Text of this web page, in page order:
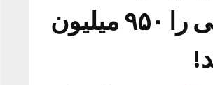
میلیونی را ۹۵۰ میلیون